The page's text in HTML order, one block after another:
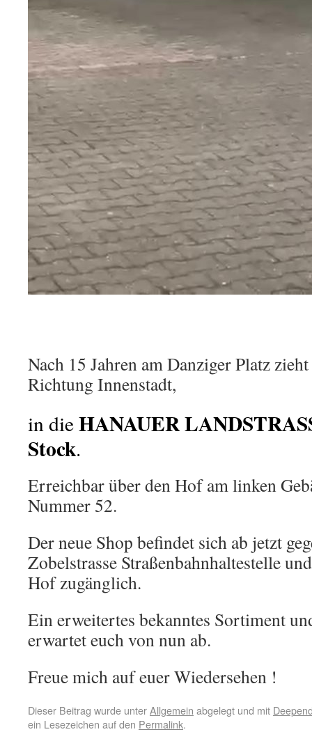
Nach 15 Jahren am Danziger Platz
Richtung Innenstadt,
in dieHANAUER
Stock.
Erreichbar über den Hof am linken
Nummer 52.
Der neue Shop befindet sich ab jetzt
Zobelstrasse Straßenbahnhaltestelle
Hof zugänglich.
Ein erweitertes bekanntes Sortiment
erwartet euch von nun ab.
Freue mich auf euer Wiedersehen !
Dieser Beitrag wurde unterAllgemein abgelegt und mit
ein Lesezeichen auf den Permalink.